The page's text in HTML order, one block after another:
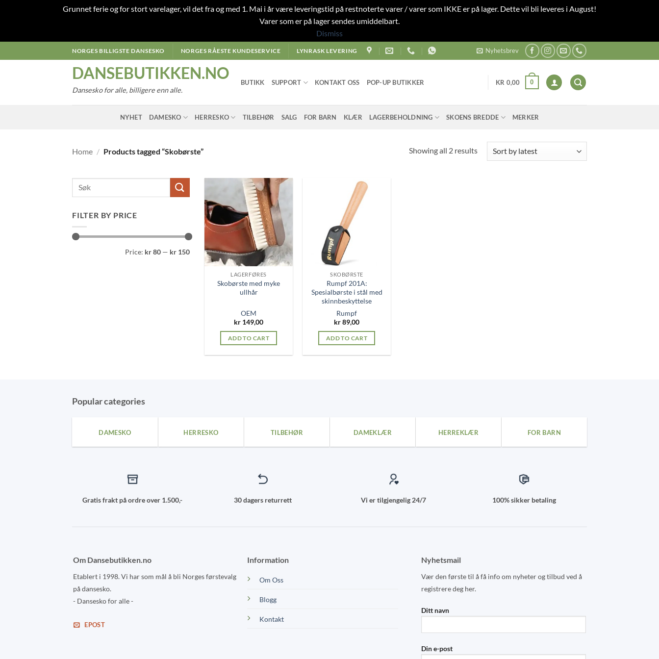
Grunnet ferie og for stort varelager, vil det fra og med 1. Mai i år være leveringstid på restnoterte varer / varer som IKKE er på lager. Dette vil bli leveres i August!
Varer som er på lager sendes umiddelbart.
Dismiss
to
NORGES BILLIGSTE DANSESKO NORGES RÅESTE KUNDESERVICE LYNRASK LEVERING Nyhetsbrev
DANSEBUTIKKEN.NO
Dansesko for alle, billigere enn alle.
BUTIKK SUPPORT KONTAKT OSS POP-UP BUTIKKER KR 0,00 0
NYHET DAMESKO HERRESKO TILBEHØR SALG FOR BARN KLÆR LAGERBEHOLDNING SKOENS BREDDE MERKER
Home / Products tagged “Skobørste” Showing all 2 resultsSorted
FILTER BY PRICE
Price: kr 80 — kr 150
LAGERFØRES
Skobørste med myke
ullhår
OEM
kr 149,00
ADD TO CART
SKOBØRSTE
Rumpf 201A:
Spesialbørste i stål med
skinnbeskyttelse
Rumpf
kr89,00
ADD TO CART
Popular categories
DAMESKO HERRESKO TILBEHØR DAMEKLÆR HERREKLÆR FOR BARN
Gratis frakt på ordre over 1.500,- 30 dagers returrett Vi er tilgjengelig 24/7 100% sikker betaling
Om Dansebutikken.no
Etablert i 1998. Vi har som mål å bli Norges førstevalg
på dansesko.
- Dansesko for alle -
EPOST
Information
Om Oss
Blogg
Kontakt
Nyhetsmail
Vær den første til å få info om nyheter og tilbud ved å
registrere deg her.
Ditt navn
Din e-post